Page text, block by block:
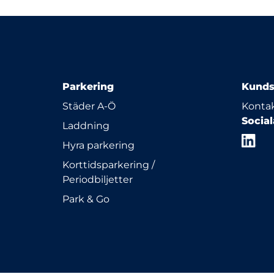
Parkering
Städer A-Ö
Laddning
Hyra parkering
Korttidsparkering /
Periodbiljetter
Park & Go